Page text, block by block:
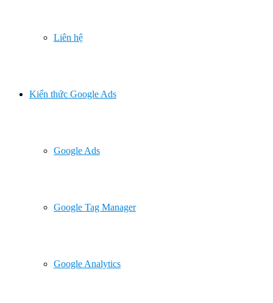
Liên hệ
Kiến thức Google Ads
Google Ads
Google Tag Manager
Google Analytics